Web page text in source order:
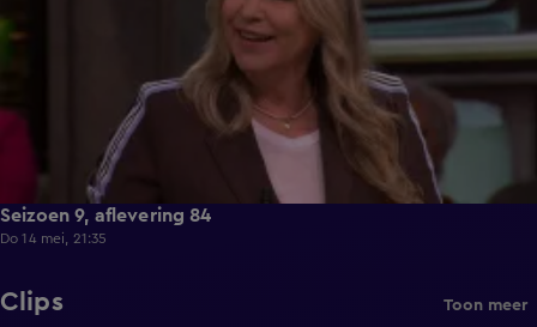
Seizoen 9, aflevering 84
Do 14 mei, 21:35
Clips Toon meer